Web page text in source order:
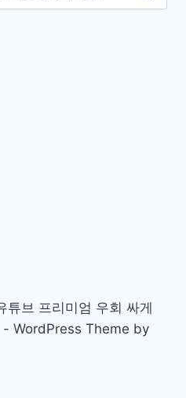
브 프리미엄 우회 싸게
WordPress Theme by